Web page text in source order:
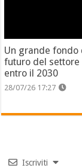
Un grande fondo
futuro del
entro il 2030
28/07/26 17:27
Iscriviti